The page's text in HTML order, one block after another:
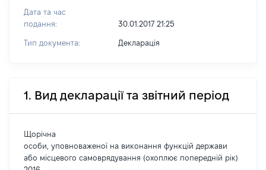
Дата та час
подання:
30.01.2017 21:25
Тип документа: Декларація
1. Вид декларації та звітний період
Щорічна
особи, уповноваженої на виконання функцій держави
або місцевого самоврядування (охоплює попередній рік)